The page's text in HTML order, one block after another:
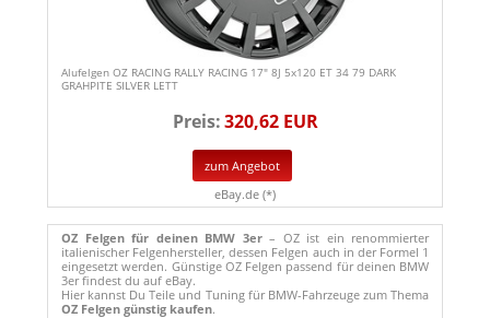
Alufelgen OZ RACING RALLY RACING 17" 8J 5x120 ET 34 79 DARK
GRAHPITE SILVER LETT
Preis:320,62 EUR
zum Angebot
eBay.de (*)
OZ Felgen für deinen BMW 3er– OZ ist ein renommierter
italienischer Felgenhersteller, dessen Felgen auch in der Formel 1
eingesetzt werden. Günstige OZ Felgen passend für deinen BMW
3er findest du auf eBay.
Hier kannst Du Teile und Tuning für BMW-Fahrzeuge zum Thema
OZ Felgen günstig kaufen.